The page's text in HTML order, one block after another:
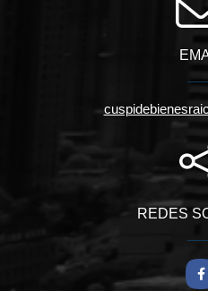
REDES